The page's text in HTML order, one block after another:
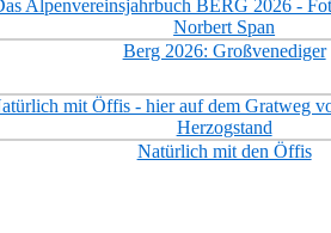
Berg 2026: Großvenediger
Natürlich mit den Öffis